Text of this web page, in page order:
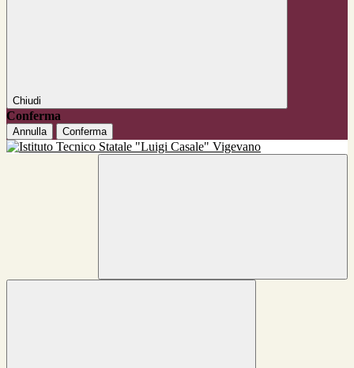
Chiudi
Conferma
Annulla Conferma